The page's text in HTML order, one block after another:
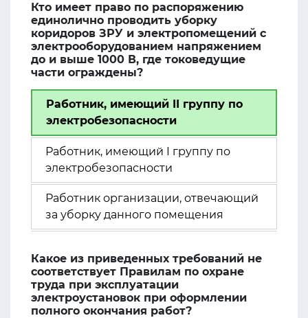
Кто имеет право по распоряжению
единолично проводить уборку
коридоров ЗРУ и электропомещений с
электрооборудованием напряжением
до и выше 1000 В, где токоведущие
части ограждены?
Работник, имеющий II группу по
электробезопасности
Работник, имеющий I группу по
электробезопасности
Работник организации, отвечающий
за уборку данного помещения
Какое из приведенных требований не
соответствует Правилам по охране
труда при эксплуатации
электроустановок при оформлении
полного окончания работ?